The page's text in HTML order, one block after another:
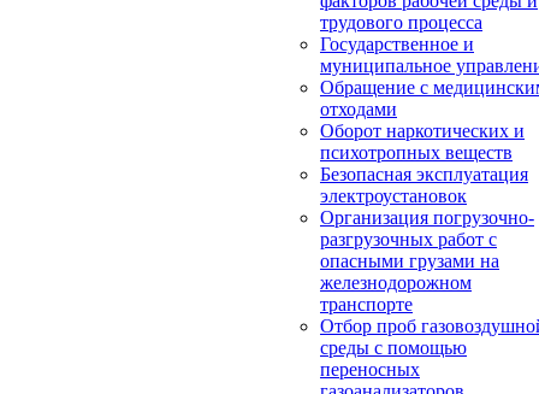
трудового процесса
Государственное и
муниципальное
Обращение с
отходами
Оборот наркотических и
психотропных веществ
Безопасная эксплуатация
электроустановок
Организация погрузочно-
разгрузочных работ с
опасными грузами на
железнодорожном
транспорте
Отбор проб
среды с помощью
переносных